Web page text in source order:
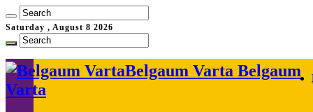
Saturday , August 8 2026
Belgaum Varta Belgaum
Varta